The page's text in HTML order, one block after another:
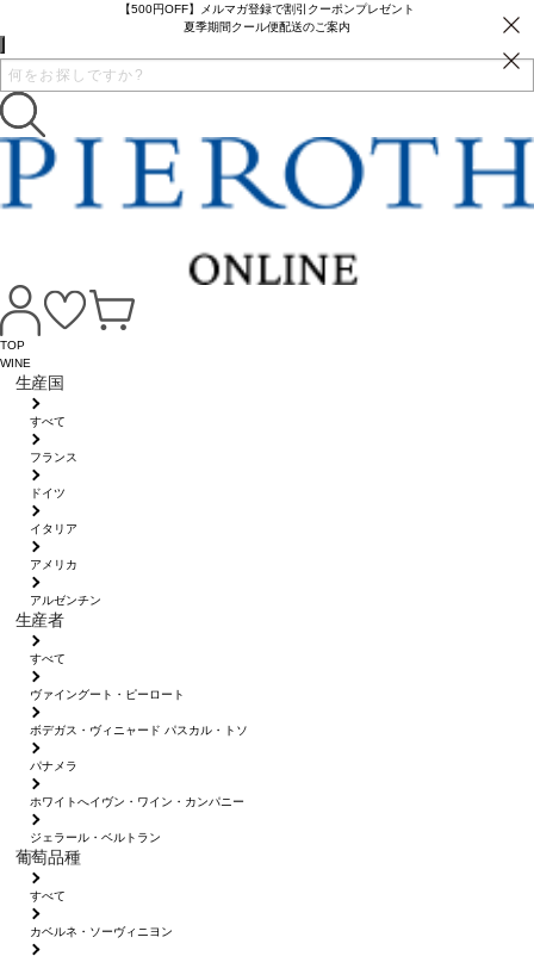
【500円OFF】メルマガ登録で割引クーポンプレゼント
夏季期間クール便配送のご案内
TOP
WINE
生産国
すべて
フランス
ドイツ
イタリア
アメリカ
アルゼンチン
生産者
すべて
ヴァイングート・ピーロート
ボデガス・ヴィニャード パスカル・トソ
パナメラ
ホワイトへイヴン・ワイン・カンパニー
ジェラール・ベルトラン
葡萄品種
すべて
カベルネ・ソーヴィニヨン